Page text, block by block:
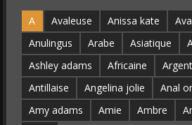
A Avaleuse Anissa kate
Anulingus
Arabe Asiatique
Ashley adams
Africaine Argent
Antillaise
Angelina jolie Anal
Amy adams
Amie Ambre